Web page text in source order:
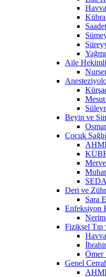
Aile
Beyin ve
Çocuk
Deri ve
Sara
Enfeksiyon
Fiziksel Tıp
Ömer
Genel